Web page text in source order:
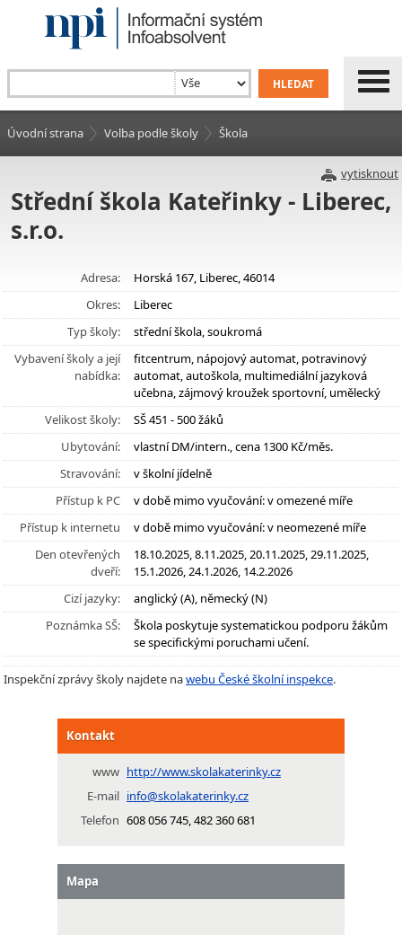
Úvodní strana Volba podle školy Škola
vytisknout
Střední škola Kateřinky - Liberec,
s.r.o.
Adresa:
Horská 167, Liberec, 46014
Okres:
Liberec
Typ školy:
střední škola, soukromá
Vybavení školy a její
nabídka:
fitcentrum, nápojový automat, potravinový
automat, autoškola, multimediální jazyková
učebna, zájmový kroužek sportovní, umělecký
Velikost školy:
SŠ 451 - 500 žáků
Ubytování:
vlastní DM/intern., cena 1300 Kč/měs.
Stravování:
v školní jídelně
Přístup k PC
v době mimo vyučování: v omezené míře
Přístup k internetu
v době mimo vyučování: v neomezené míře
Den otevřených
dveří:
18.10.2025, 8.11.2025, 20.11.2025, 29.11.2025,
15.1.2026, 24.1.2026, 14.2.2026
Cizí jazyky:
anglický (A), německý (N)
Poznámka SŠ:
Škola poskytuje systematickou podporu žákům
se specifickými poruchami učení.
Inspekční zprávy školy najdete nawebu České školní inspekce.
Kontakt
www http://www.skolakaterinky.cz
E-mail info@skolakaterinky.cz
Telefon 608 056 745, 482 360 681
Mapa